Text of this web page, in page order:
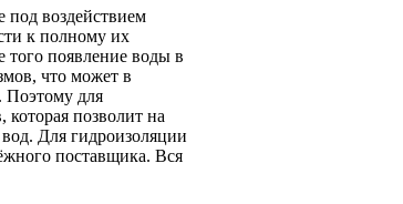
под воздействием
к полному их
того появление воды в
что может в
Поэтому для
позволит на
Для гидроизоляции
поставщика. Вся